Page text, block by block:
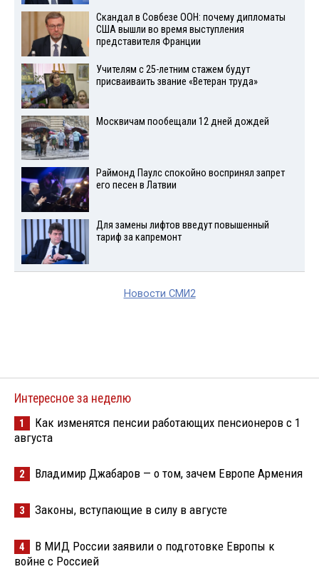
Скандал в Совбезе ООН: почему дипломаты
США вышли во время выступления
представителя Франции
Учителям с 25-летним стажем будут
присваиваить звание «Ветеран труда»
Москвичам пообещали 12 дней дождей
Раймонд Паулс спокойно воспринял запрет
его песен в Латвии
Для замены лифтов введут повышенный
тариф за капремонт
Новости СМИ2
Интересное за неделю
1
Как изменятся пенсии работающих пенсионеров с 1
августа
2 Владимир Джабаров — о том, зачем Европе Армения
3 Законы, вступающие в силу в августе
4
В МИД России заявили о подготовке Европы к
войне с Россией